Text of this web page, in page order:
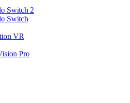
Switch 2
Switch
VR
Pro